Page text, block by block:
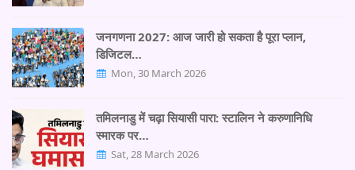
जनगणना 2027: आज जारी हो सकता है पूरा प्लान,
डिजिटल…
Mon, 30 March 2026
तमिलनाडु में चढ़ा सियासी पारा: स्टालिन ने करुणानिधि
स्मारक पर…
Sat, 28 March 2026